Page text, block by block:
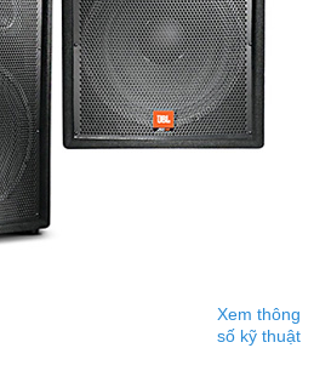
Xem thông
số kỹ thuật